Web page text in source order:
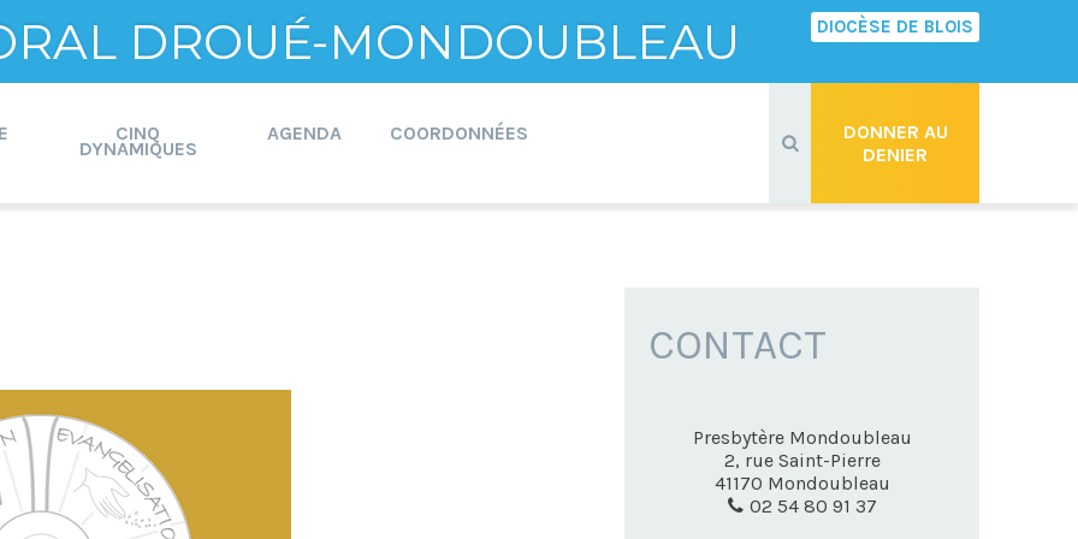
DROUÉ-MONDOUBLEAU DIOCÈSE DE BLOIS
DONNER AU
DENIER
CINQ
DYNAMIQUES
AGENDA COORDONNÉES
CONTACT
Presbytère Mondoubleau
2, rue Saint-Pierre
41170 Mondoubleau
02 54 80 91 37